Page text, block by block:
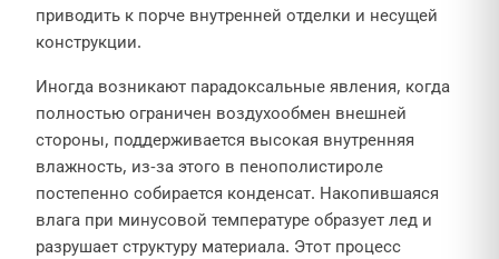
приводить к порче внутренней отделки и несущей
конструкции.
Иногда возникают парадоксальные явления, когда
полностью ограничен воздухообмен внешней
стороны, поддерживается высокая внутренняя
влажность, из-за этого в пенополистироле
постепенно собирается конденсат. Накопившаяся
влага при минусовой температуре образует лед и
разрушает структуру материала. Этот процесс